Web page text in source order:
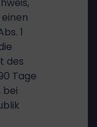
1
des
Tage
bei